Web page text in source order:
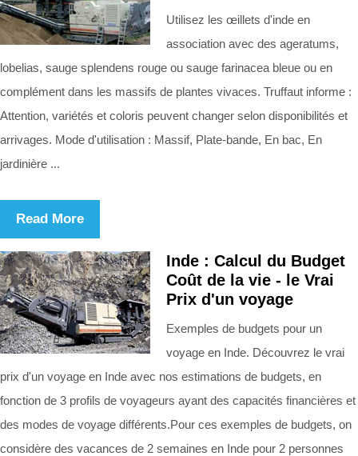
Utilisez les œillets d'inde en
association avec des ageratums,
lobelias, sauge splendens rouge ou sauge farinacea bleue ou en
complément dans les massifs de plantes vivaces. Truffaut informe :
Attention, variétés et coloris peuvent changer selon disponibilités et
arrivages. Mode d'utilisation : Massif, Plate-bande, En bac, En
jardinière ...
Read More
Inde : Calcul du Budget
Coût de la vie - le Vrai
Prix d'un voyage
Exemples de budgets pour un
voyage en Inde. Découvrez le vrai
prix d'un voyage en Inde avec nos estimations de budgets, en
fonction de 3 profils de voyageurs ayant des capacités financières et
des modes de voyage différents.Pour ces exemples de budgets, on
considère des vacances de 2 semaines en Inde pour 2 personnes